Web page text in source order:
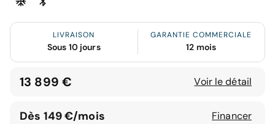
LIVRAISON
Sous 10 jours
GARANTIE COMMERCIALE
12 mois
13 899 € Voir le détail
Dès 149 €/mois Financer